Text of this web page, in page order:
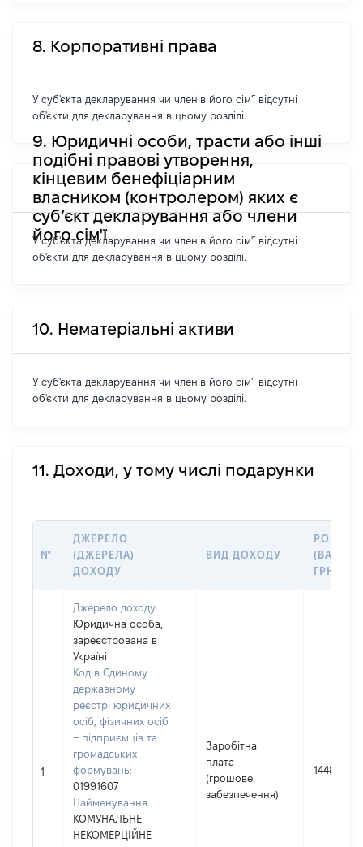
8. Корпоративні права
У суб'єкта декларування чи членів його сім'ї відсутні
об'єкти для декларування в цьому розділі.
9. Юридичні особи, трасти або інші
подібні правові утворення,
кінцевим бенефіціарним
власником (контролером) яких є
суб’єкт декларування або члени
його сім'ї
У суб'єкта декларування чи членів його сім'ї відсутні
об'єкти для декларування в цьому розділі.
10. Нематеріальні активи
У суб'єкта декларування чи членів його сім'ї відсутні
об'єкти для декларування в цьому розділі.
11. Доходи, у тому числі подарунки
№
ДЖЕРЕЛО
(ДЖЕРЕЛА)
ДОХОДУ
ВИД ДОХОДУ
РОЗМІР
ГРН
1
Джерело доходу:
Юридична особа,
зареєстрована в
Україні
Код в Єдиному
державному
реєстрі юридичних
осіб, фізичних осіб
– підприємців та
громадських
формувань:
01991607
Найменування:
КОМУНАЛЬНЕ
НЕКОМЕРЦІЙНЕ
Заробітна
плата
(грошове
забезпечення)
144813